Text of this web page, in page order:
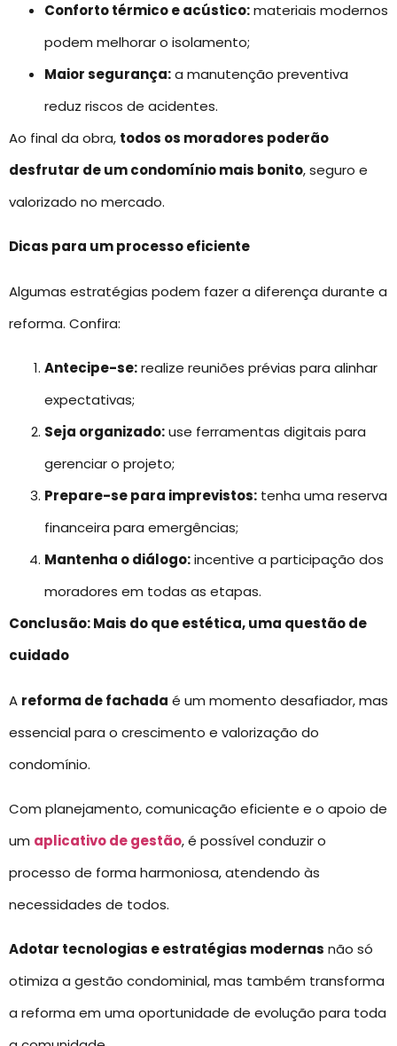
Conforto térmico e acústico:materiais modernos
podem melhorar o isolamento;
Maior segurança:a manutenção preventiva
reduz riscos de acidentes.
Ao final da obra, todos os moradores poderão
desfrutar de um condomínio mais bonito, seguro e
valorizado no mercado.
Dicas para um processo eficiente
Algumas estratégias podem fazer a diferença durante a
reforma. Confira:
Antecipe-se:realize reuniões prévias para alinhar
expectativas;
Seja organizado:use ferramentas digitais para
gerenciar o projeto;
Prepare-se para imprevistos: tenha uma reserva
financeira para emergências;
Mantenha o diálogo:incentive a participação dos
moradores em todas as etapas.
Conclusão: Mais do que estética, uma questão de
cuidado
A reforma de fachada é um momento desafiador, mas
essencial para o crescimento e valorização do
condomínio.
Com planejamento, comunicação eficiente e o apoio de
um aplicativo de gestão, é possível conduzir o
processo de forma harmoniosa, atendendo às
necessidades de todos.
Adotar tecnologias e estratégias modernas não só
otimiza a gestão condominial, mas também transforma
a reforma em uma oportunidade de evolução para toda